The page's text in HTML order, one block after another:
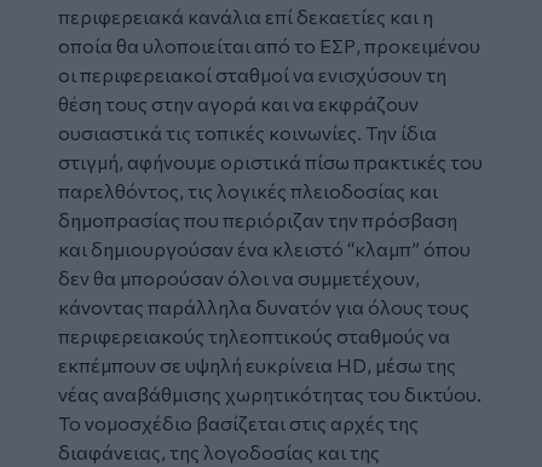
περιφερειακά κανάλια επί δεκαετίες και η
οποία θα υλοποιείται από το ΕΣΡ, προκειμένου
οι περιφερειακοί σταθμοί να ενισχύσουν τη
θέση τους στην αγορά και να εκφράζουν
ουσιαστικά τις τοπικές κοινωνίες. Την ίδια
στιγμή, αφήνουμε οριστικά πίσω πρακτικές του
παρελθόντος, τις λογικές πλειοδοσίας και
δημοπρασίας που περιόριζαν την πρόσβαση
και δημιουργούσαν ένα κλειστό “κλαμπ” όπου
δεν θα μπορούσαν όλοι να συμμετέχουν,
κάνοντας παράλληλα δυνατόν για όλους τους
περιφερειακούς τηλεοπτικούς σταθμούς να
εκπέμπουν σε υψηλή ευκρίνεια HD, μέσω της
νέας αναβάθμισης χωρητικότητας του δικτύου.
Το νομοσχέδιο βασίζεται στις αρχές της
διαφάνειας, της λογοδοσίας και της